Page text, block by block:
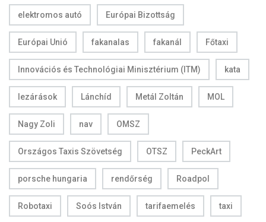
elektromos autó Európai Bizottság
Európai Unió fakanalas fakanál Főtaxi
Innovációs és Technológiai Minisztérium (ITM) kata
lezárások Lánchíd Metál Zoltán MOL
Nagy Zoli nav OMSZ
Országos Taxis Szövetség OTSZ PeckArt
porsche hungaria rendőrség Roadpol
Robotaxi Soós István tarifaemelés taxi